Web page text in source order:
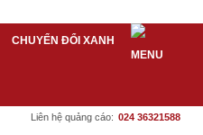
CHUYỂN ĐỔI XANH
Liên hệ quảng cáo: 024 36321588